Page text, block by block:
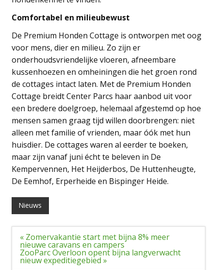
Comfortabel en milieubewust
De Premium Honden Cottage is ontworpen met oog
voor mens, dier en milieu. Zo zijn er
onderhoudsvriendelijke vloeren, afneembare
kussenhoezen en omheiningen die het groen rond
de cottages intact laten. Met de Premium Honden
Cottage breidt Center Parcs haar aanbod uit voor
een bredere doelgroep, helemaal afgestemd op hoe
mensen samen graag tijd willen doorbrengen: niet
alleen met familie of vrienden, maar óók met hun
huisdier. De cottages waren al eerder te boeken,
maar zijn vanaf juni écht te beleven in De
Kempervennen, Het Heijderbos, De Huttenheugte,
De Eemhof, Erperheide en Bispinger Heide.
Nieuws
Bericht
navigatie
« Zomervakantie start met bijna 8% meer
nieuwe caravans en campers
ZooParc Overloon opent bijna langverwacht
nieuw expeditiegebied »